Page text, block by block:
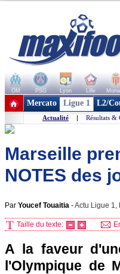
OM PSG Lyon Lille
+ de clubs
Mercato Ligue 1 L2/
Actualité | Résultats &
Marseille
NOTES des
Par Youcef Touaitia -Actu Ligue 1,
Taille du texte:
A la faveur
l'Olympique de